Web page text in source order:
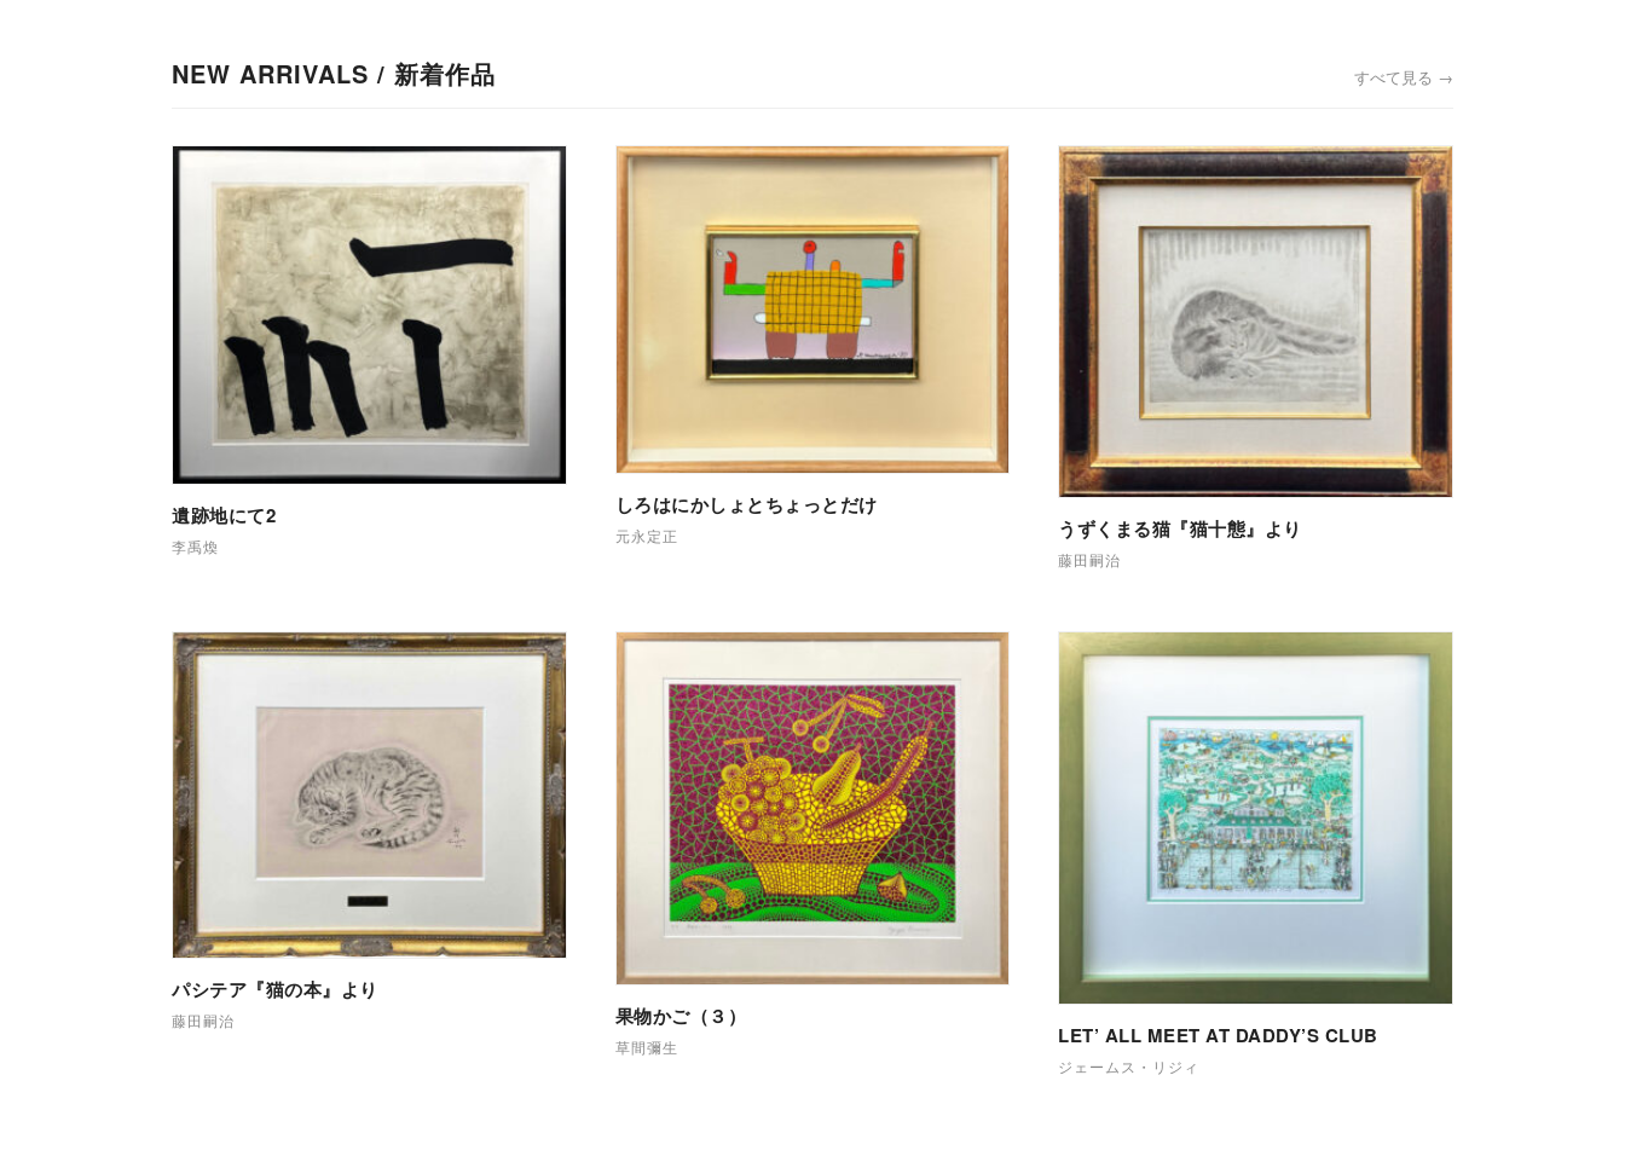
NEW ARRIVALS / 新着作品 すべて見る →
遺跡地にて2
李禹煥
しろはにかしょとちょっとだけ
元永定正 うずくまる猫『猫十態』より
藤田嗣治
パシテア『猫の本』より
藤田嗣治 果物かご（３）
草間彌生 LET’ ALL MEET AT DADDY’S CLUB
ジェームス・リジィ